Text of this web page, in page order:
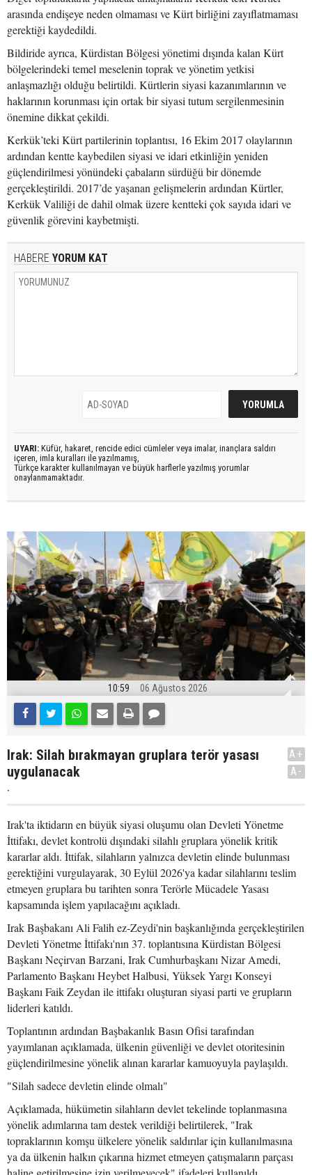
arasında endişeye neden olmaması ve Kürt birliğini zayıflatmaması
gerektiği kaydedildi.
Bildiride ayrıca, Kürdistan Bölgesi yönetimi dışında kalan Kürt
bölgelerindeki temel meselenin toprak ve yönetim yetkisi
anlaşmazlığı olduğu belirtildi. Kürtlerin siyasi kazanımlarının ve
haklarının korunması için ortak bir siyasi tutum sergilenmesinin
önemine dikkat çekildi.
Kerkük’teki Kürt partilerinin toplantısı, 16 Ekim 2017 olaylarının
ardından kentte kaybedilen siyasi ve idari etkinliğin yeniden
güçlendirilmesi yönündeki çabaların sürdüğü bir dönemde
gerçekleştirildi. 2017’de yaşanan gelişmelerin ardından Kürtler,
Kerkük Valiliği de dahil olmak üzere kentteki çok sayıda idari ve
güvenlik görevini kaybetmişti.
HABERE YORUM KAT
UYARI: Küfür, hakaret, rencide edici cümleler veya imalar, inançlara saldırı
içeren, imla kuralları ile yazılmamış,
Türkçe karakter kullanılmayan ve büyük harflerle yazılmış yorumlar
onaylanmamaktadır.
10:59 06 Ağustos 2026
Irak: Silah bırakmayan gruplara terör yasası
uygulanacak
.
A+
A-
Irak'ta iktidarın en büyük siyasi oluşumu olan Devleti Yönetme
İttifakı, devlet kontrolü dışındaki silahlı gruplara yönelik kritik
kararlar aldı. İttifak, silahların yalnızca devletin elinde bulunması
gerektiğini vurgulayarak, 30 Eylül 2026'ya kadar silahlarını teslim
etmeyen gruplara bu tarihten sonra Terörle Mücadele Yasası
kapsamında işlem yapılacağını açıkladı.
Irak Başbakanı Ali Falih ez-Zeydi'nin başkanlığında gerçekleştirilen
Devleti Yönetme İttifakı'nın 37. toplantısına Kürdistan Bölgesi
Başkanı Neçirvan Barzani, Irak Cumhurbaşkanı Nizar Amedi,
Parlamento Başkanı Heybet Halbusi, Yüksek Yargı Konseyi
Başkanı Faik Zeydan ile ittifakı oluşturan siyasi parti ve grupların
liderleri katıldı.
Toplantının ardından Başbakanlık Basın Ofisi tarafından
yayımlanan açıklamada, ülkenin güvenliği ve devlet otoritesinin
güçlendirilmesine yönelik alınan kararlar kamuoyuyla paylaşıldı.
"Silah sadece devletin elinde olmalı"
Açıklamada, hükümetin silahların devlet tekelinde toplanmasına
yönelik adımlarına tam destek verildiği belirtilerek, "Irak
topraklarının komşu ülkelere yönelik saldırılar için kullanılmasına
ya da ülkenin halkın çıkarına hizmet etmeyen çatışmaların parçası